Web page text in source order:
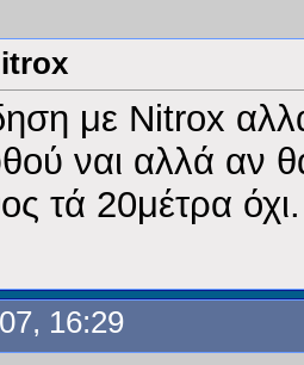
με Nitrox
ναι αλλά αν
τά 20μέτρα όχι.
16:29